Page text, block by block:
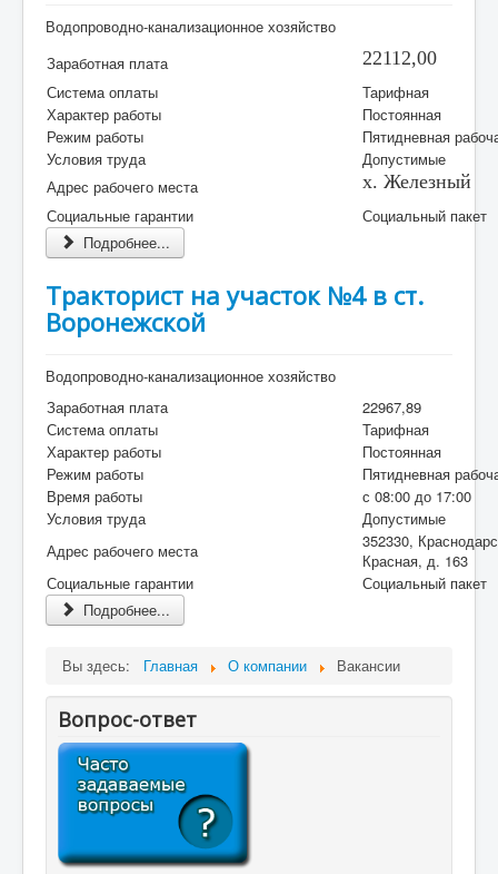
Водопроводно-канализационное хозяйство
Заработная плата
22112,00
Система оплаты
Тарифная
Характер работы
Постоянная
Режим работы
Пятидневная
Условия труда
Допустимые
Адрес рабочего места
х. Железный
Социальные гарантии
Социальный пакет
Подробнее...
Тракторист на участок №4 в ст.
Воронежской
Водопроводно-канализационное хозяйство
Заработная плата
22967,89
Система оплаты
Тарифная
Характер работы
Постоянная
Режим работы
Пятидневная
Время работы
с 08:00 до 17:00
Условия труда
Допустимые
Адрес рабочего места
352330,
Красная, д. 163
Социальные гарантии
Социальный пакет
Подробнее...
Вы здесь: Главная О компании Вакансии
Вопрос-ответ